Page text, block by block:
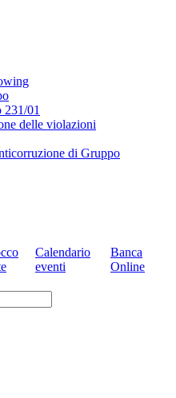
01
delle violazioni
di Gruppo
Calendario
eventi
Banca
Online